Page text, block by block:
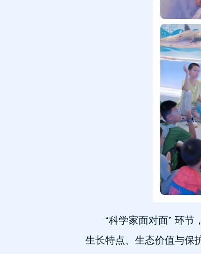
“科学家面对面” 环
生长特点、生态价值与保